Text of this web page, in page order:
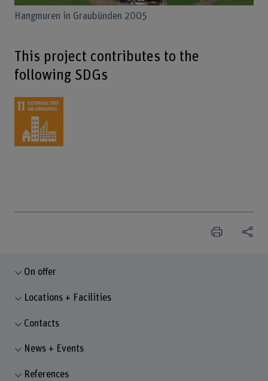
Hangmuren in Graubünden 2005
This project contributes to the
following SDGs
On offer
Locations + Facilities
Contacts
News + Events
References